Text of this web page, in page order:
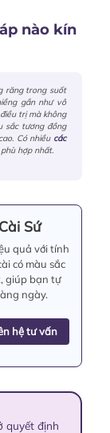
nào kín
răng trong suốt
gần như vô
trị mà không
sắc tương đồng
Có nhiều các
hợp nhất.
Sứ
quả với tính
có màu sắc
giúp bạn tự
ngày.
hệ tư vấn
quyết định